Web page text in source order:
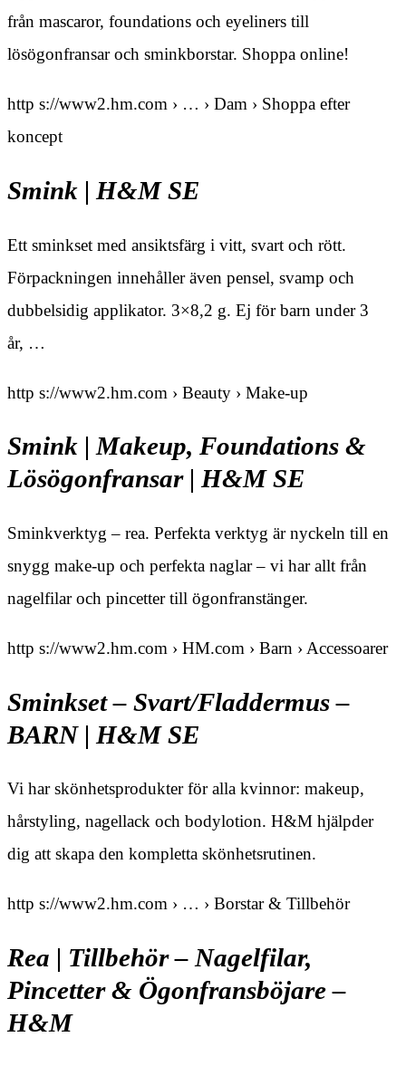
från mascaror, foundations och eyeliners till
lösögonfransar och sminkborstar. Shoppa online!
http s://www2.hm.com › … › Dam › Shoppa efter
koncept
Smink | H&M SE
Ett sminkset med ansiktsfärg i vitt, svart och rött.
Förpackningen innehåller även pensel, svamp och
dubbelsidig applikator. 3×8,2 g. Ej för barn under 3
år, …
http s://www2.hm.com › Beauty › Make-up
Smink | Makeup, Foundations &
Lösögonfransar | H&M SE
Sminkverktyg – rea. Perfekta verktyg är nyckeln till en
snygg make-up och perfekta naglar – vi har allt från
nagelfilar och pincetter till ögonfranstänger.
http s://www2.hm.com › HM.com › Barn › Accessoarer
Sminkset – Svart/Fladdermus –
BARN | H&M SE
Vi har skönhetsprodukter för alla kvinnor: makeup,
hårstyling, nagellack och bodylotion. H&M hjälpder
dig att skapa den kompletta skönhetsrutinen.
http s://www2.hm.com › … › Borstar & Tillbehör
Rea | Tillbehör – Nagelfilar,
Pincetter & Ögonfransböjare –
H&M